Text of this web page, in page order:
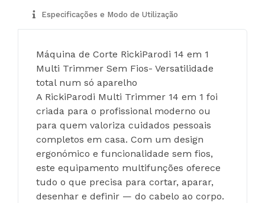
Especificações e Modo de Utilização
Máquina de Corte RickiParodi 14 em 1
Multi Trimmer Sem Fios- Versatilidade
total num só aparelho
A RickiParodi Multi Trimmer 14 em 1 foi
criada para o profissional moderno ou
para quem valoriza cuidados pessoais
completos em casa. Com um design
ergonómico e funcionalidade sem fios,
este equipamento multifunções oferece
tudo o que precisa para cortar, aparar,
desenhar e definir — do cabelo ao corpo.